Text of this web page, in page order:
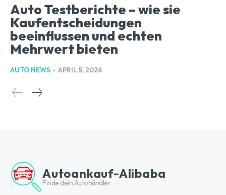
Auto Testberichte – wie sie
Kaufentscheidungen
beeinflussen und echten
Mehrwert bieten
AUTO NEWS - APRIL 5, 2026
Autoankauf-Alibaba
Finde dein Autohändler